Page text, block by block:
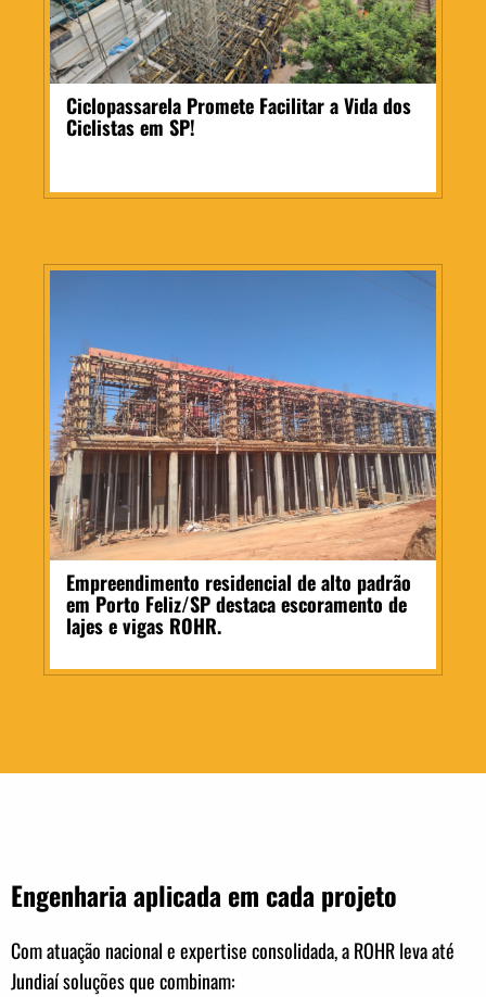
Ciclopassarela Promete Facilitar a Vida dos
Ciclistas em SP!
Empreendimento residencial de alto padrão
em Porto Feliz/SP destaca escoramento de
lajes e vigas ROHR.
Engenharia aplicada em cada projeto
Com atuação nacional e expertise consolidada, a ROHR leva até
Jundiaí soluções que combinam: